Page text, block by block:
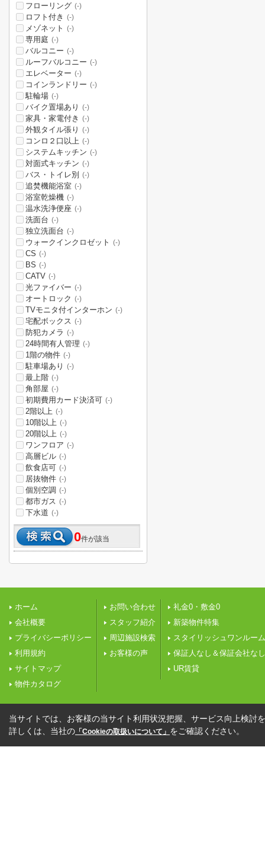
フローリング (-)
ロフト付き (-)
メゾネット (-)
専用庭 (-)
バルコニー (-)
ルーフバルコニー (-)
エレベーター (-)
コインランドリー (-)
駐輪場 (-)
バイク置場あり (-)
家具・家電付き (-)
外観タイル張り (-)
コンロ２口以上 (-)
システムキッチン (-)
対面式キッチン (-)
バス・トイレ別 (-)
追焚機能浴室 (-)
浴室乾燥機 (-)
温水洗浄便座 (-)
洗面台 (-)
独立洗面台 (-)
ウォークインクロゼット (-)
CS (-)
BS (-)
CATV (-)
光ファイバー (-)
オートロック (-)
TVモニタ付インターホン (-)
宅配ボックス (-)
防犯カメラ (-)
24時間有人管理 (-)
1階の物件 (-)
駐車場あり (-)
最上階 (-)
角部屋 (-)
初期費用カード決済可 (-)
2階以上 (-)
10階以上 (-)
20階以上 (-)
ワンフロア (-)
高層ビル (-)
飲食店可 (-)
居抜物件 (-)
個別空調 (-)
都市ガス (-)
下水道 (-)
0件が該当
ホーム
会社概要
プライバシーポリシー
利用規約
サイトマップ
物件カタログ
お問い合わせ
スタッフ紹介
周辺施設検索
お客様の声
礼金0・敷金0
新築物件特集
スタイリッシュワンルーム
保証人なし＆保証会社なし
UR賃貸
当サイトでは、お客様の当サイト利用状況把握、サービス向上検討
詳しくは、当社の 「Cookieの取扱いについて」 をご確認ください。